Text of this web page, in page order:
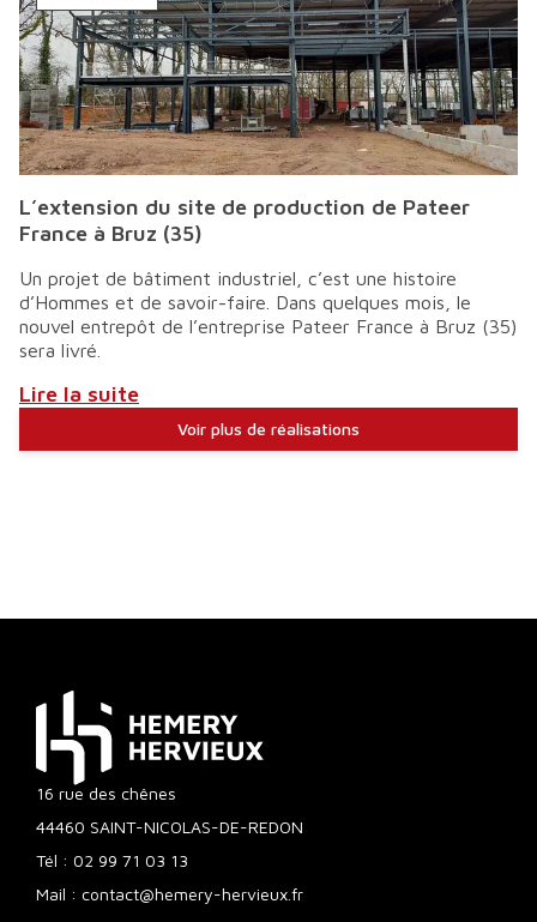
L’extension du site de production de Pateer
France à Bruz (35)
Un projet de bâtiment industriel, c’est une histoire
d’Hommes et de savoir-faire. Dans quelques mois, le
nouvel entrepôt de l’entreprise Pateer France à Bruz (35)
sera livré.
Lire la suite
Voir plus de réalisations
16 rue des chênes
44460 SAINT-NICOLAS-DE-REDON
Tél : 02 99 71 03 13
Mail : contact@hemery-hervieux.fr